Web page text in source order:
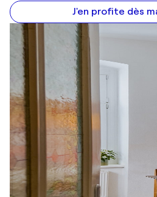
J'en profite dès